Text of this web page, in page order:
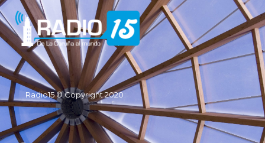
Radio15 © Copyright 2020